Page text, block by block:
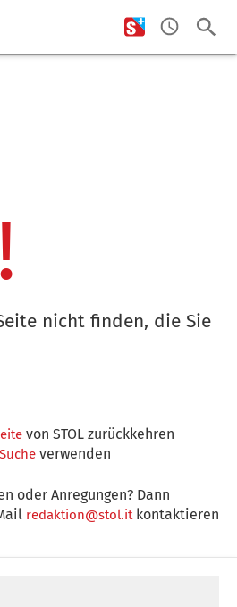
nicht finden, die Sie
von STOL zurückkehren
verwenden
oder Anregungen? Dann
redaktion@stol.itkontaktieren